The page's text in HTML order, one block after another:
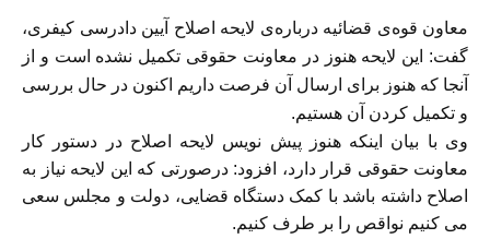
معاون قوه‌ی قضائیه درباره‌ی لایحه اصلاح آیین دادرسی کیفری،
گفت: این لایحه هنوز در معاونت حقوقی تکمیل نشده است و از
آنجا که هنوز برای ارسال آن فرصت داریم اکنون در حال بررسی
و تکمیل کردن آن هستیم.
وی با بیان اینکه هنوز پیش نویس لایحه اصلاح در دستور کار
معاونت حقوقی قرار دارد، افزود: درصورتی که این لایحه نیاز به
اصلاح داشته باشد با کمک دستگاه قضایی، دولت و مجلس سعی
می کنیم نواقص را بر طرف کنیم.